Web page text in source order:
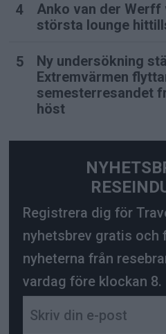
Anko van der Werff
största lounge
Ny undersökning
Extremvärmen
semesterresandet
höst
Registrera dig för
nyhetsbrev gratis och
nyheterna från
vardag före klockan 8.